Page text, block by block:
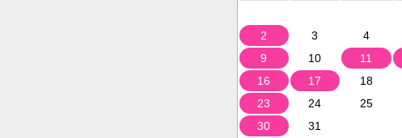
2 3
4
9
10
11
16
17
18
23
24
25
30
31